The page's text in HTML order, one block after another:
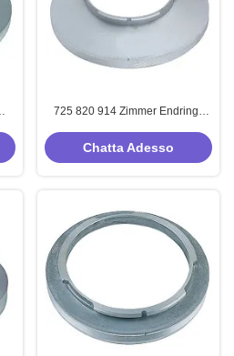
725 820 914 Zimmer Endrings
tessili per stampa rotativa
Chatta Adesso